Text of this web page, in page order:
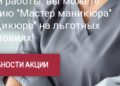
"Мастер маникюра"
на льготных
АКЦИИ